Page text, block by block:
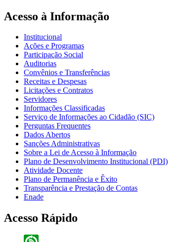
Acesso à Informação
Institucional
Ações e Programas
Participação Social
Auditorias
Convênios e Transferências
Receitas e Despesas
Licitações e Contratos
Servidores
Informações Classificadas
Serviço de Informações ao Cidadão (SIC)
Perguntas Frequentes
Dados Abertos
Sanções Administrativas
Sobre a Lei de Acesso à Informação
Plano de Desenvolvimento Institucional (PDI)
Atividade Docente
Plano de Permanência e Êxito
Transparência e Prestação de Contas
Enade
Acesso Rápido